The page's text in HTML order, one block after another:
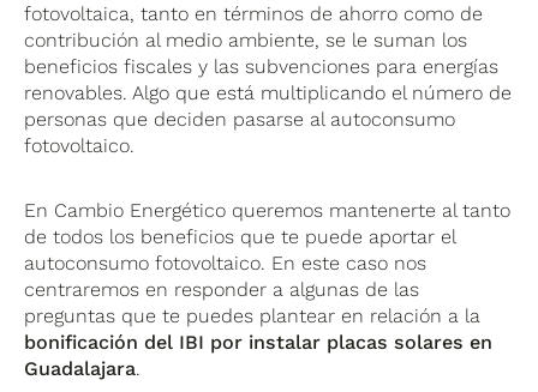
fotovoltaica, tanto en términos de ahorro como de
contribución al medio ambiente, se le suman los
beneficios fiscales y las subvenciones para energías
renovables. Algo que está multiplicando el número de
personas que deciden pasarse al autoconsumo
fotovoltaico.
En Cambio Energético queremos mantenerte al tanto
de todos los beneficios que te puede aportar el
autoconsumo fotovoltaico. En este caso nos
centraremos en responder a algunas de las
preguntas que te puedes plantear en relación a la
bonificación del IBI por instalar placas solares en
Guadalajara.